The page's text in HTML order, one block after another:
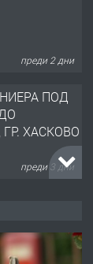
ХАСКОВО
преди 3 дни
преди 4 дни